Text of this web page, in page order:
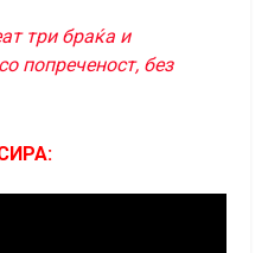
три браќа и
попреченост, без